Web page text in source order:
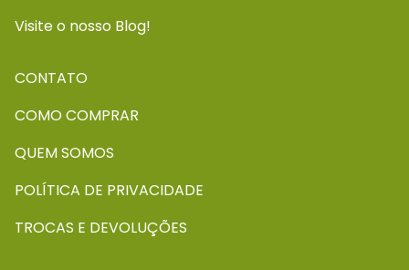
Visite o nosso Blog!
CONTATO
COMO COMPRAR
QUEM SOMOS
POLÍTICA DE PRIVACIDADE
TROCAS E DEVOLUÇÕES